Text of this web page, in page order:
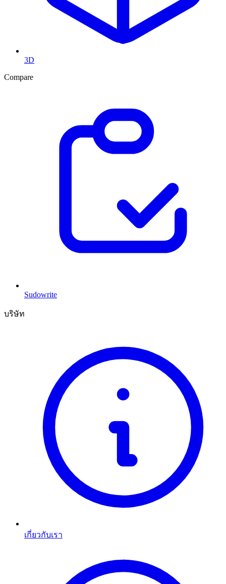
3D
Compare
Sudowrite
บริษัท
เกี่ยวกับเรา